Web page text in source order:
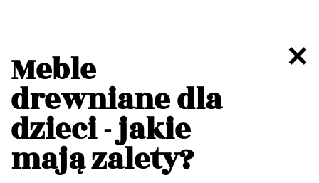
Meble
drewniane dla
dzieci - jakie
mają zalety?